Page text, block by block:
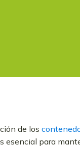
de los
esencial para